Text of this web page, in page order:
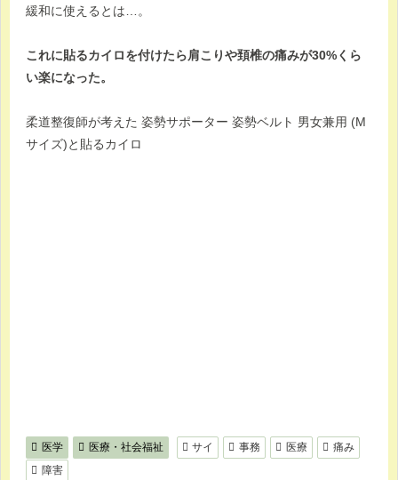
緩和に使えるとは…。
これに貼るカイロを付けたら肩こりや頚椎の痛みが30%くら
い楽になった。
柔道整復師が考えた 姿勢サポーター 姿勢ベルト 男女兼用 (M
サイズ)と貼るカイロ
医学 医療・社会福祉 サイ 事務 医療
痛み
障害